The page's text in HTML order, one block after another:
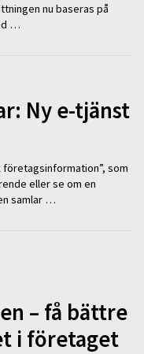
nu baseras på
…
Ny e-tjänst
som
eller se om en
samlar …
– få bättre
i företaget